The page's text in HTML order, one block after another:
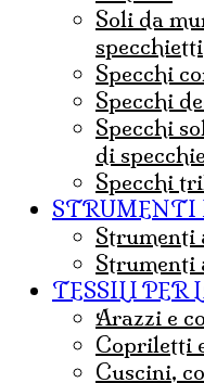
soli da muro con mosaico di
specchietti
specchi
specchi
specchi sole luna con o senza mosaico
di
specchi
strumenti
strumenti
TESSILI PER
arazzi e
copriletti
cuscini,